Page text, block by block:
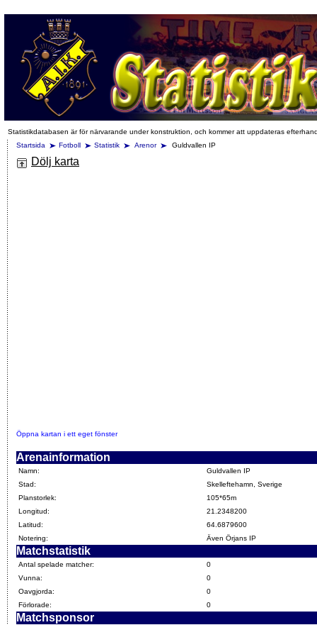
Statistikdatabasen är för närvarande under konstruktion, och kommer att uppdateras
Startsida
Fotboll Statistik Arenor Guldvallen IP
Dölj karta
Öppna kartan i ett eget fönster
Arenainformation
Namn:
Guldvallen IP
Stad:
Skelleftehamn, Sverige
Planstorlek:
105*65m
Longitud:
21.2348200
Latitud:
64.6879600
Notering:
Även Örjans IP
Matchstatistik
Antal spelade matcher:
0
Vunna:
0
Oavgjorda:
0
Förlorade:
0
Matchsponsor